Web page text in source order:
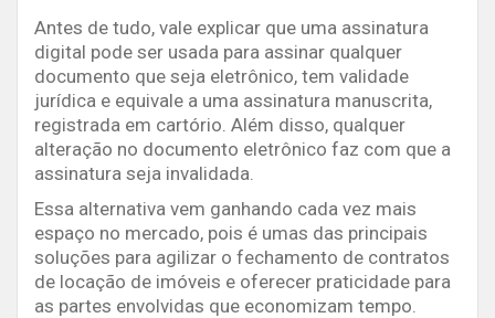
Antes de tudo, vale explicar que uma assinatura
digital pode ser usada para assinar qualquer
documento que seja eletrônico, tem validade
jurídica e equivale a uma assinatura manuscrita,
registrada em cartório. Além disso, qualquer
alteração no documento eletrônico faz com que a
assinatura seja invalidada.
Essa alternativa vem ganhando cada vez mais
espaço no mercado, pois é umas das principais
soluções para agilizar o fechamento de contratos
de locação de imóveis e oferecer praticidade para
as partes envolvidas que economizam tempo.